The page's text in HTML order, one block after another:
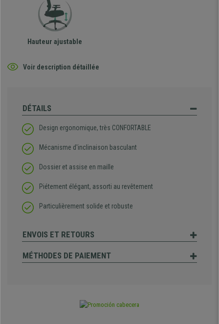
Hauteur ajustable
Voir description détaillée
DÉTAILS
Design ergonomique, très CONFORTABLE
Mécanisme d'inclinaison basculant
Dossier et assise en maille
Piétement élégant, assorti au revêtement
Particulièrement solide et robuste
ENVOIS ET RETOURS
MÉTHODES DE PAIEMENT